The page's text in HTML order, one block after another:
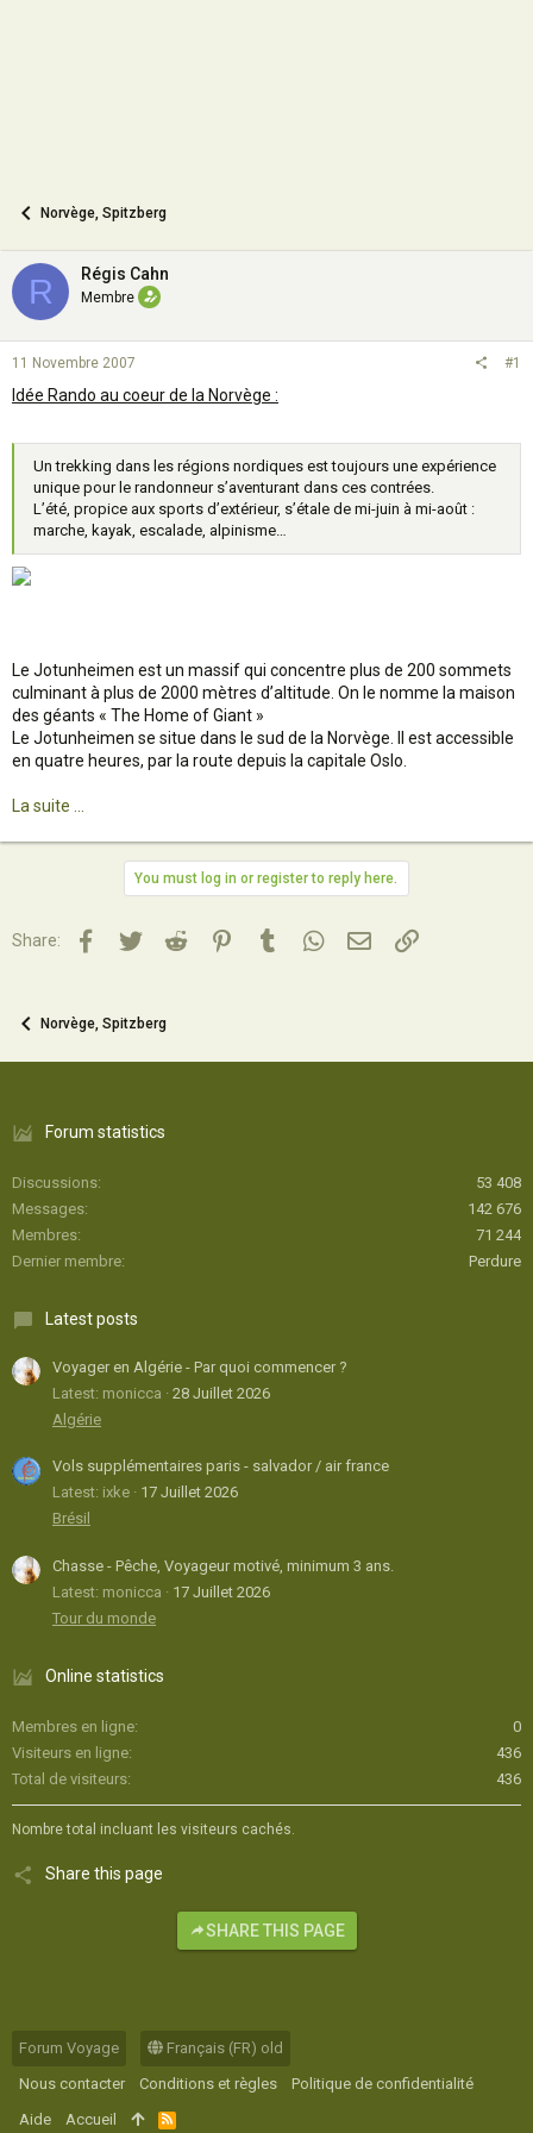
Norvège, Spitzberg
R Régis Cahn
Membre
11 Novembre 2007 #1
Idée Rando au coeur de la Norvège :
Un trekking dans les régions nordiques est toujours une expérience
unique pour le randonneur s’aventurant dans ces contrées.
L’été, propice aux sports d’extérieur, s’étale de mi-juin à mi-août :
marche, kayak, escalade, alpinisme…
Le Jotunheimen est un massif qui concentre plus de 200 sommets
culminant à plus de 2000 mètres d’altitude. On le nomme la maison
des géants « The Home of Giant »
Le Jotunheimen se situe dans le sud de la Norvège. Il est accessible
en quatre heures, par la route depuis la capitale Oslo.
La suite ...
You must log in or register to reply here.
Share: Facebook
TwitterReddit PinterestTumblrWhatsApp
Email Lien
Norvège, Spitzberg
Forum statistics
Discussions
53 408
Messages
142 676
Membres
71 244
Dernier membre
Perdure
Latest posts
Voyager en Algérie - Par quoi commencer ?
Latest: monicca
28 Juillet 2026
Algérie
Vols supplémentaires paris - salvador / air france
Latest: ixke
17 Juillet 2026
Brésil
Chasse - Pêche, Voyageur motivé, minimum 3 ans.
Latest: monicca
17 Juillet 2026
Tour du monde
Online statistics
Membres en ligne
0
Visiteurs en ligne
436
Total de visiteurs
436
Nombre total incluant les visiteurs cachés.
Share this page
SHARE THIS PAGE
Forum Voyage
Français (FR) old
Nous contacter
Conditions et règles
Politique de confidentialité
Aide
Accueil
R